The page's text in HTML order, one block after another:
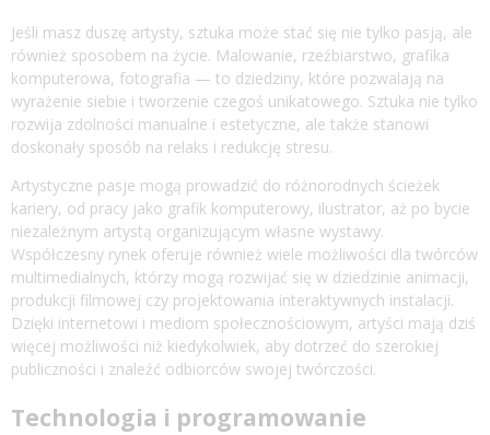
Jeśli masz duszę artysty, sztuka może stać się nie tylko pasją, ale
również sposobem na życie. Malowanie, rzeźbiarstwo, grafika
komputerowa, fotografia — to dziedziny, które pozwalają na
wyrażenie siebie i tworzenie czegoś unikatowego. Sztuka nie tylko
rozwija zdolności manualne i estetyczne, ale także stanowi
doskonały sposób na relaks i redukcję stresu.
Artystyczne pasje mogą prowadzić do różnorodnych ścieżek
kariery, od pracy jako grafik komputerowy, ilustrator, aż po bycie
niezależnym artystą organizującym własne wystawy.
Współczesny rynek oferuje również wiele możliwości dla twórców
multimedialnych, którzy mogą rozwijać się w dziedzinie animacji,
produkcji filmowej czy projektowania interaktywnych instalacji.
Dzięki internetowi i mediom społecznościowym, artyści mają dziś
więcej możliwości niż kiedykolwiek, aby dotrzeć do szerokiej
publiczności i znaleźć odbiorców swojej twórczości.
Technologia i programowanie